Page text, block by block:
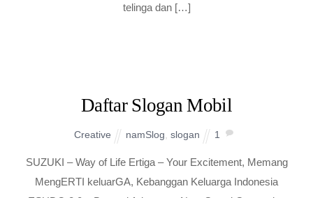
telinga dan […]
Daftar Slogan Mobil
Creative namSlog, slogan 1
SUZUKI – Way of Life Ertiga – Your Excitement, Memang
MengERTI keluarGA, Kebanggan Keluarga Indonesia